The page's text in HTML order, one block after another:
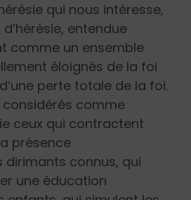
qui nous intéresse,
entendue
comme un ensemble
éloignés de la foi
perte totale de la foi.
comme
ceux qui contractent
présence
dirimants connus, qui
une éducation